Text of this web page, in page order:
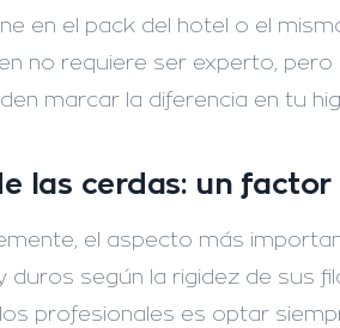
en el pack del hotel o el
no requiere ser experto,
marcar la diferencia en tu
las cerdas: un
el aspecto más
duros según la rigidez de sus
profesionales es optar